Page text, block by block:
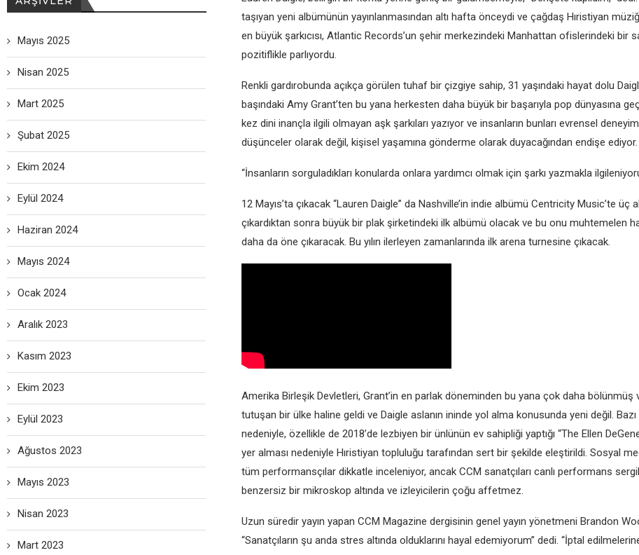
taşıyan yeni albümünün yayınlanmasından altı hafta önceydi ve çağdaş Hıristiyan
en büyük şarkıcısı, Atlantic Records’un şehir merkezindeki Manhattan ofislerindeki bir
pozitiflikle parlıyordu.
Renkli gardırobunda açıkça görülen tuhaf bir çizgiye sahip, 31 yaşındaki hayat dolu
başındaki Amy Grant’ten bu yana herkesten daha büyük bir başarıyla pop dünyasına
kez dini inançla ilgili olmayan aşk şarkıları yazıyor ve insanların bunları evrensel
düşünceler olarak değil, kişisel yaşamına gönderme olarak duyacağından endişe ediyor.
“İnsanların sorguladıkları konularda onlara yardımcı olmak için şarkı yazmakla
12 Mayıs’ta çıkacak “Lauren Daigle” da Nashville’in indie albümü Centricity Music’te üç
çıkardıktan sonra büyük bir plak şirketindeki ilk albümü olacak ve bu onu muhtemelen
daha da öne çıkaracak. Bu yılın ilerleyen zamanlarında ilk arena turnesine çıkacak.
Amerika Birleşik Devletleri, Grant’in en parlak döneminden bu yana çok daha bölünmüş
tutuşan bir ülke haline geldi ve Daigle aslanın ininde yol alma konusunda yeni değil.
nedeniyle, özellikle de 2018’de lezbiyen bir ünlünün ev sahipliği yaptığı “The Ellen
yer alması nedeniyle Hıristiyan topluluğu tarafından sert bir şekilde eleştirildi. Sosyal
tüm performansçılar dikkatle inceleniyor, ancak CCM sanatçıları canlı performans
benzersiz bir mikroskop altında ve izleyicilerin çoğu affetmez.
Uzun süredir yayın yapan CCM Magazine dergisinin genel yayın yönetmeni Brandon
“Sanatçıların şu anda stres altında olduklarını hayal edemiyorum” dedi. “İptal
Mayıs 2025
Nisan 2025
Mart 2025
Şubat 2025
Ekim 2024
Eylül 2024
Haziran 2024
Mayıs 2024
Ocak 2024
Aralık 2023
Kasım 2023
Ekim 2023
Eylül 2023
Ağustos 2023
Mayıs 2023
Nisan 2023
Mart 2023